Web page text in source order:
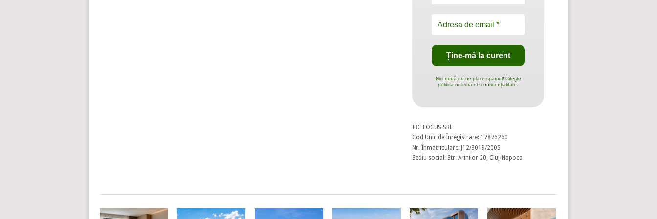
Nici nouă nu ne place spamul! Citește
politica noastră de confidențialitate.
IBC FOCUS SRL
Cod Unic de Înregistrare: 17876260
Nr. Înmatriculare: J12/3019/2005
Sediu social: Str. Arinilor 20, Cluj-Napoca